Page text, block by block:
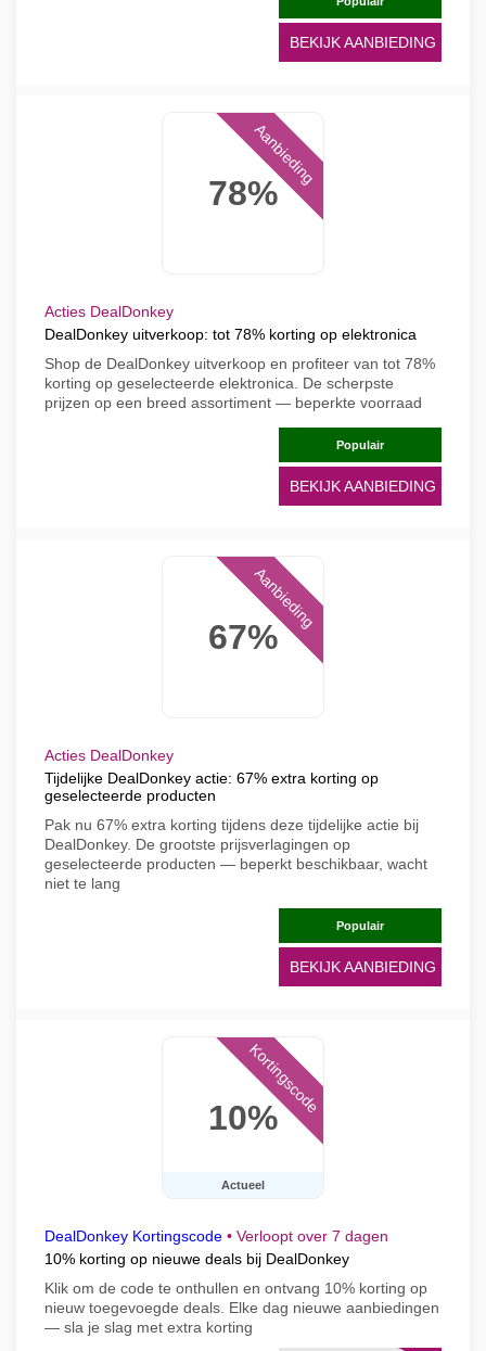
BEKIJK AANBIEDING
78%
Aanbieding
Acties DealDonkey
DealDonkey uitverkoop: tot 78% korting op elektronica
Shop de DealDonkey uitverkoop en profiteer van tot 78%
korting op geselecteerde elektronica. De scherpste
prijzen op een breed assortiment — beperkte voorraad
Populair
BEKIJK AANBIEDING
67%
Aanbieding
Acties DealDonkey
Tijdelijke DealDonkey actie: 67% extra korting op
geselecteerde producten
Pak nu 67% extra korting tijdens deze tijdelijke actie bij
DealDonkey. De grootste prijsverlagingen op
geselecteerde producten — beperkt beschikbaar, wacht
niet te lang
Populair
BEKIJK AANBIEDING
10%
Actueel
Kortingscode
DealDonkey Kortingscode • Verloopt over 7 dagen
10% korting op nieuwe deals bij DealDonkey
Klik om de code te onthullen en ontvang 10% korting op
nieuw toegevoegde deals. Elke dag nieuwe aanbiedingen
— sla je slag met extra korting